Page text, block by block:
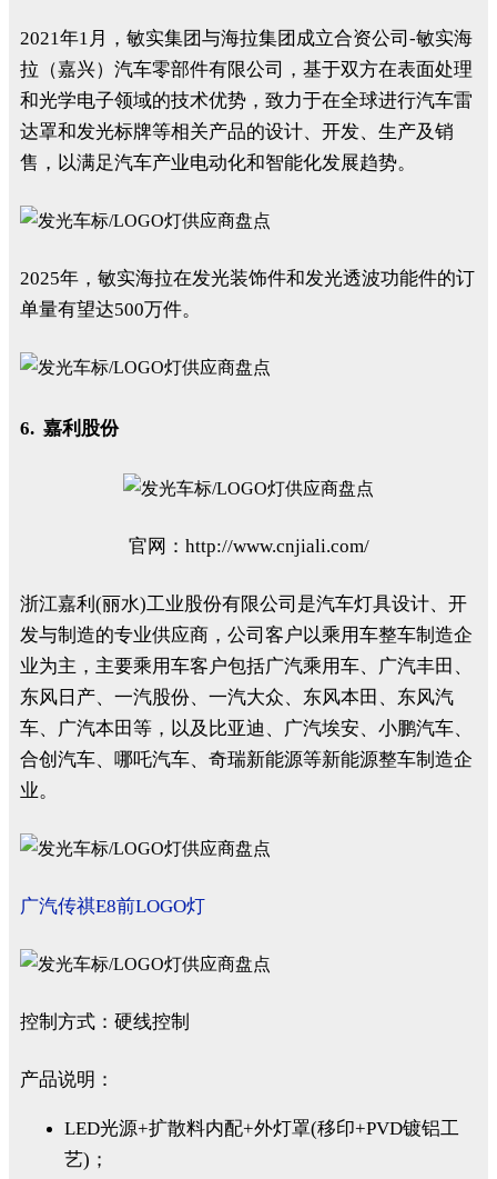
2021年1月，敏实集团与海拉集团成立合资公司-敏实海
拉（嘉兴）汽车零部件有限公司，基于双方在表面处理
和光学电子领域的技术优势，致力于在全球进行汽车雷
达罩和发光标牌等相关产品的设计、开发、生产及销
售，以满足汽车产业电动化和智能化发展趋势。
2025年，敏实海拉在发光装饰件和发光透波功能件的订
单量有望达500万件。
6. 嘉利股份
官网：http://www.cnjiali.com/
浙江嘉利(丽水)工业股份有限公司是汽车灯具设计、开
发与制造的专业供应商，公司客户以乘用车整车制造企
业为主，主要乘用车客户包括广汽乘用车、广汽丰田、
东风日产、一汽股份、一汽大众、东风本田、东风汽
车、广汽本田等，以及比亚迪、广汽埃安、小鹏汽车、
合创汽车、哪吒汽车、奇瑞新能源等新能源整车制造企
业。
广汽传祺E8前LOGO灯
控制方式：硬线控制
产品说明：
LED光源+扩散料内配+外灯罩(移印+PVD镀铝工
艺)；